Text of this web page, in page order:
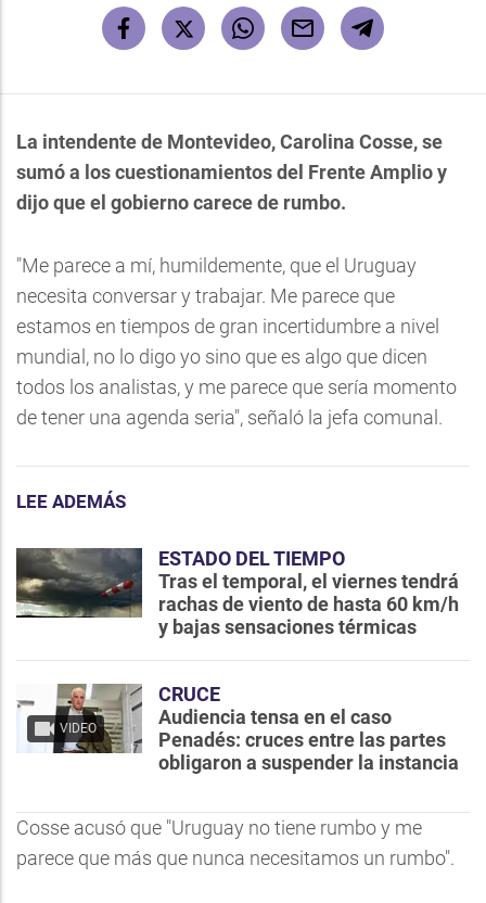
La intendente de Montevideo, Carolina Cosse, se
sumó a los cuestionamientos del Frente Amplio y
dijo que el gobierno carece de rumbo.
"Me parece a mí, humildemente, que el Uruguay
necesita conversar y trabajar. Me parece que
estamos en tiempos de gran incertidumbre a nivel
mundial, no lo digo yo sino que es algo que dicen
todos los analistas, y me parece que sería momento
de tener una agenda seria", señaló la jefa comunal.
LEE ADEMÁS
ESTADO DEL TIEMPO
Tras el temporal, el viernes tendrá
rachas de viento de hasta 60 km/h
y bajas sensaciones térmicas
VIDEO
CRUCE
Audiencia tensa en el caso
Penadés: cruces entre las partes
obligaron a suspender la instancia
Cosse acusó que "Uruguay no tiene rumbo y me
parece que más que nunca necesitamos un rumbo".